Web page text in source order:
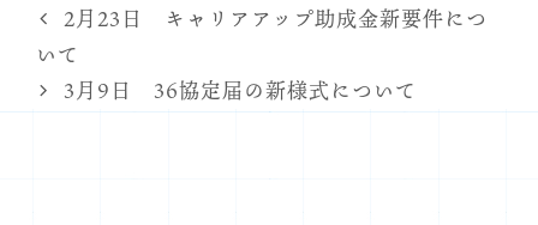
ー
2月23日 キャリアアップ助成金新要件につ
いて
3月9日 36協定届の新様式について